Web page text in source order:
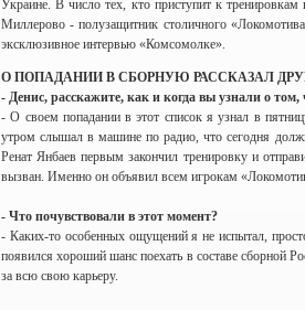
Украине. В число тех, кто приступит к
Миллерово - полузащитник столичного
эксклюзивное интервью «Комсомолке».
О ПОПАДАНИИ В СБОРНУЮ РАССКАЗАЛ
- Денис, расскажите, как и когда вы узнали о том,
- О своем попадании в этот список я узнал в
утром слышал в машине по радио, что сегодня
Ренат Янбаев первым закончил тренировку и
вызван. Именно он объявил всем игрокам
- Что почувствовали в этот момент?
- Каких-то особенных ощущений я не испытал,
появился хороший шанс поехать в составе сборной
за всю свою карьеру.